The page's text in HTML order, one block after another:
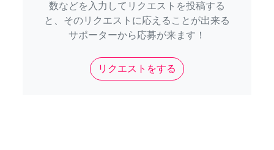
数などを入力してリクエストを投稿する
と、そのリクエストに応えることが出来る
サポーターから応募が来ます！
リクエストをする